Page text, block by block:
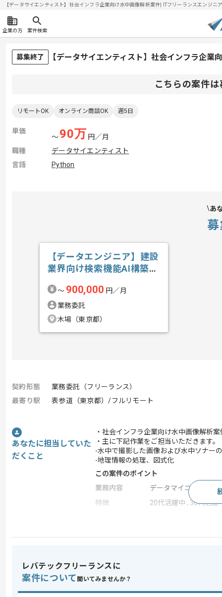
【データサイエンティスト】社会インフラ企業向け水中画像解析案件| ITフリーランスエンジ
企業の方 案件検索
募集終了 【データサイエンティスト】社会インフラ企
こちらの案件
リモートOK オンライン商談OK 週5日
単価
〜90万 円／月
職種
データサイエンティスト
言語
Python
あ
【データエンジニア】建設
業界向け検索機能AI構築の
〜 900,000 円／月
業務委託
木場（東京都）
契約形態
業務委託（フリーランス）
最寄り駅
表参道（東京都）/フルリモート
あなたに担当していた
だくこと
・社会インフラ企業向け水中画像解析
・主に下記作業をご担当いただきます。
-水中で撮影した画像および水中ソナー
-地理情報の処理、図式化
この案件のポイント
業務内容
データマイニング , デ
特徴
20代活躍中 , 30代活躍
・GISソフトウェアの使用経験
スキルに不安がある方へ
レバテックフリーランスに
案件について 聞いてみませんか？